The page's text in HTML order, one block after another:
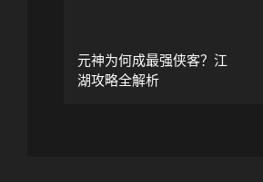
元神为何成最强侠客？江
湖攻略全解析